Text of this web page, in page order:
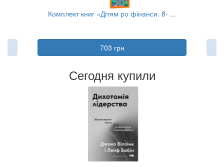
Комплект книг «Дітям ро фінанси. 8- ...
703 грн
Сегодня купили